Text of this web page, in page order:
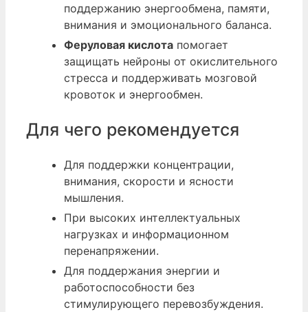
поддержанию энергообмена, памяти,
внимания и эмоционального баланса.
Феруловая кислота помогает
защищать нейроны от окислительного
стресса и поддерживать мозговой
кровоток и энергообмен.
Для чего рекомендуется
Для поддержки концентрации,
внимания, скорости и ясности
мышления.
При высоких интеллектуальных
нагрузках и информационном
перенапряжении.
Для поддержания энергии и
работоспособности без
стимулирующего перевозбуждения.